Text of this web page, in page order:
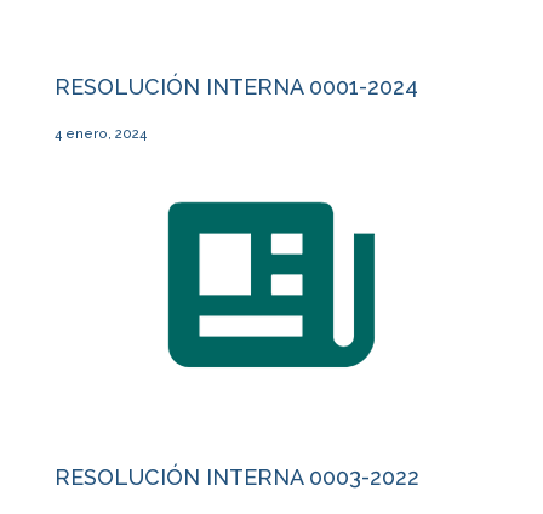
RESOLUCIÓN INTERNA 0001-2024
4 enero, 2024
RESOLUCIÓN INTERNA 0003-2022